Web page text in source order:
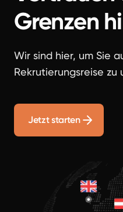
Grenzen
Wir sind hier, um Sie
Rekrutierungsreise zu
Jetzt starten